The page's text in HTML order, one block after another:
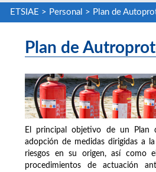
ETSIAE > Personal > Plan de
Plan de
El principal objetivo de un Plan
adopción de medidas dirigidas a
riesgos en su origen, así como
procedimientos de actuación